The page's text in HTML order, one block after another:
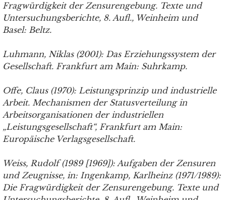
Fragwürdigkeit der Zensurengebung. Texte und
Untersuchungsberichte, 8. Aufl., Weinheim und
Basel: Beltz.
Luhmann, Niklas (2001): Das Erziehungssystem der
Gesellschaft. Frankfurt am Main: Suhrkamp.
Offe, Claus (1970): Leistungsprinzip und industrielle
Arbeit. Mechanismen der Statusverteilung in
Arbeitsorganisationen der industriellen
„Leistungsgesellschaft“, Frankfurt am Main:
Europäische Verlagsgesellschaft.
Weiss, Rudolf (1989 [1969]): Aufgaben der Zensuren
und Zeugnisse, in: Ingenkamp, Karlheinz (1971/1989):
Die Fragwürdigkeit der Zensurengebung. Texte und